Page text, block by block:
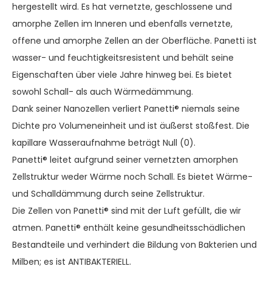
hergestellt wird. Es hat vernetzte, geschlossene und
amorphe Zellen im Inneren und ebenfalls vernetzte,
offene und amorphe Zellen an der Oberfläche. Panetti ist
wasser- und feuchtigkeitsresistent und behält seine
Eigenschaften über viele Jahre hinweg bei. Es bietet
sowohl Schall- als auch Wärmedämmung.
Dank seiner Nanozellen verliert Panetti® niemals seine
Dichte pro Volumeneinheit und ist äußerst stoßfest. Die
kapillare Wasseraufnahme beträgt Null (0).
Panetti® leitet aufgrund seiner vernetzten amorphen
Zellstruktur weder Wärme noch Schall. Es bietet Wärme-
und Schalldämmung durch seine Zellstruktur.
Die Zellen von Panetti® sind mit der Luft gefüllt, die wir
atmen. Panetti® enthält keine gesundheitsschädlichen
Bestandteile und verhindert die Bildung von Bakterien und
Milben; es ist ANTIBAKTERIELL.